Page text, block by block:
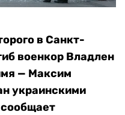
в Санкт-
военкор Владлен
— Максим
украинскими